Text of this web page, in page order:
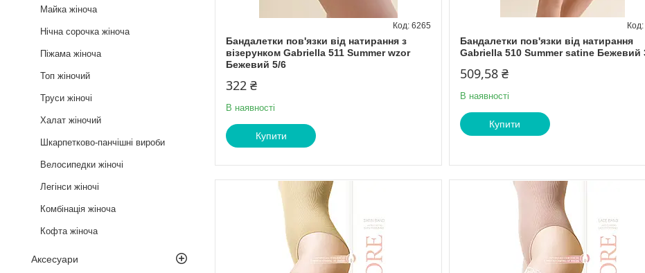
Майка жіноча
Нічна сорочка жіноча
Піжама жіноча
Топ жіночий
Труси жіночі
Халат жіночий
Шкарпетково-панчішні вироби
Велосипедки жіночі
Легінси жіночі
Комбінація жіноча
Кофта жіноча
Аксесуари
Бандалетки пов'язки від натирання з
візерунком Gabriella 511 Summer wzor
Бежевий 5/6
6265
322 ₴
В наявності
Купити
Бандалетки пов'язки від натирання
Gabriella 510 Summer satine Бежевий
509,58 ₴
В наявності
Купити